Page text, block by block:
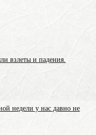
взлеты и падения.
недели у нас давно не